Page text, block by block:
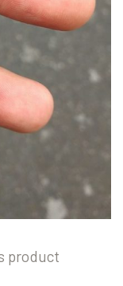
product